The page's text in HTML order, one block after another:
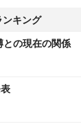
キング
の現在の関係